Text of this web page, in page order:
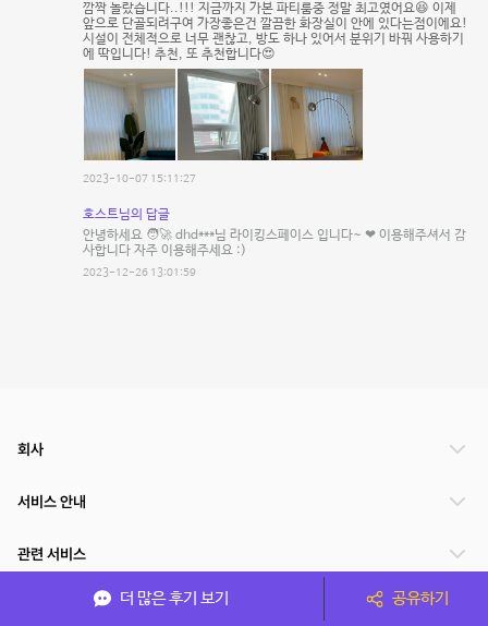
깜짝 놀랐습니다..!!! 지금까지 가본 파티룸중 정말 최고였어요😆 이제
앞으로 단골되려구여 가장좋은건 깔끔한 화장실이 안에 있다는점이에요!
시설이 전체적으로 너무 괜찮고, 방도 하나 있어서 분위기 바꿔 사용하기
에 딱입니다! 추천, 또 추천합니다😍
2023-10-07 15:11:27
호스트님의 답글
안녕하세요 🧑‍🚀 dhd***님 라이킹스페이스 입니다~ ❤ 이용해주셔서 감
사합니다 자주 이용해주세요 :)
2023-12-26 13:01:59
더 많은 후기 보기 공유하기
회사
서비스 안내
관련 서비스